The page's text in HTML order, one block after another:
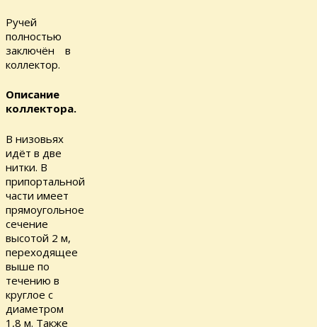
Ручей
полностью
заключён в
коллектор.
Описание
коллектора.
В низовьях
идёт в две
нитки. В
припортальной
части имеет
прямоугольное
сечение
высотой 2 м,
переходящее
выше по
течению в
круглое с
диаметром
1,8 м. Также